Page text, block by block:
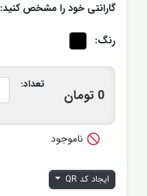
گارانتی خود را مشخص کنید:
رنگ:
0 تومان
تعداد:
 ناموجود
ایجاد کد QR